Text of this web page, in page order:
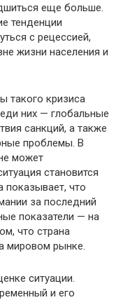
еще больше.
тенденции
с рецессией,
жизни населения и
такого кризиса
них — глобальные
санкций, а также
проблемы. В
может
становится
показывает, что
за последний
показатели — на
что страна
мировом рынке.
ситуации.
и его